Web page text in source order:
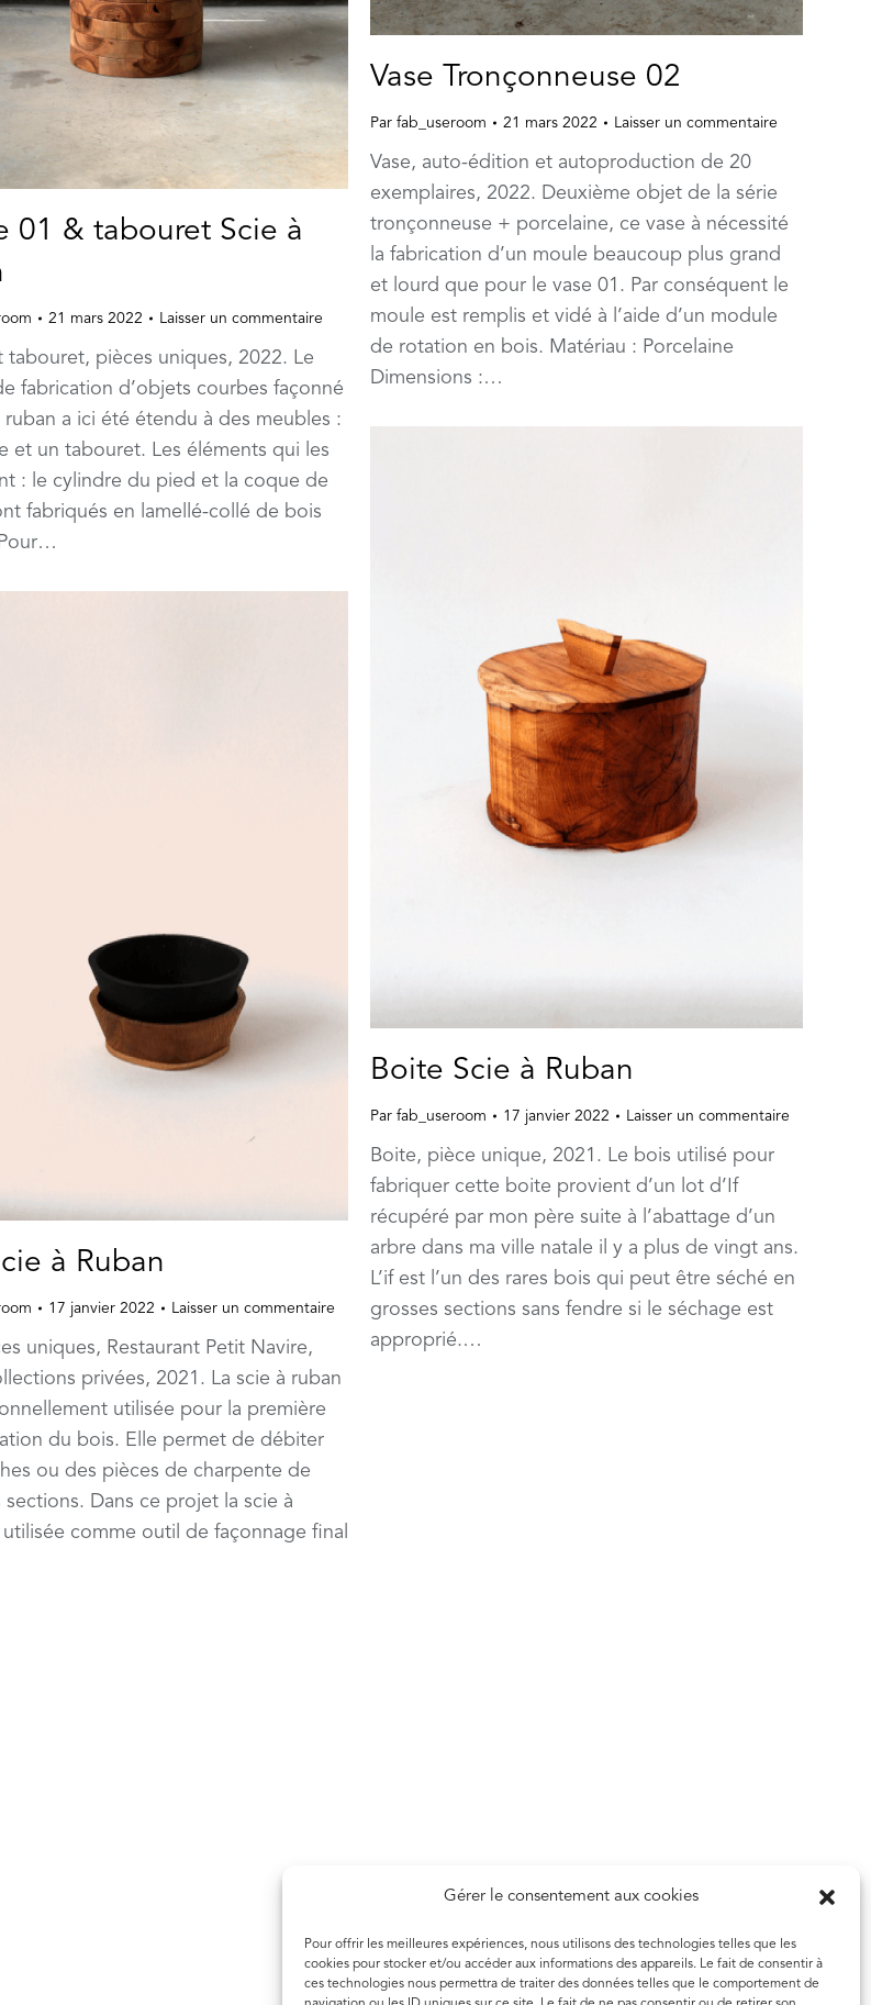
Gérer le consentement aux cookies
Pour offrir les meilleures expériences, nous utilisons des technologies telles que les
cookies pour stocker et/ou accéder aux informations des appareils. Le fait de consentir à
ces technologies nous permettra de traiter des données telles que le comportement de
Vase Tronçonneuse 02
Par fab_useroom 21 mars 2022 Laisser un commentaire
Vase, auto-édition et autoproduction de 20
exemplaires, 2022. Deuxième objet de la série
tronçonneuse + porcelaine, ce vase à nécessité
la fabrication d’un moule beaucoup plus grand
et lourd que pour le vase 01. Par conséquent le
moule est remplis et vidé à l’aide d’un module
de rotation en bois. Matériau : Porcelaine
Dimensions :…
01 & tabouret Scie à
21 mars 2022 Laisser un commentaire
tabouret, pièces uniques, 2022. Le
fabrication d’objets courbes façonné
ruban a ici été étendu à des meubles :
et un tabouret. Les éléments qui les
: le cylindre du pied et la coque de
fabriqués en lamellé-collé de bois
Boite Scie à Ruban
Par fab_useroom 17 janvier 2022 Laisser un commentaire
Boite, pièce unique, 2021. Le bois utilisé pour
fabriquer cette boite provient d’un lot d’If
récupéré par mon père suite à l’abattage d’un
arbre dans ma ville natale il y a plus de vingt ans.
L’if est l’un des rares bois qui peut être séché en
grosses sections sans fendre si le séchage est
approprié.…
à Ruban
17 janvier 2022 Laisser un commentaire
uniques, Restaurant Petit Navire,
privées, 2021. La scie à ruban
utilisée pour la première
du bois. Elle permet de débiter
ou des pièces de charpente de
Dans ce projet la scie à
comme outil de façonnage final